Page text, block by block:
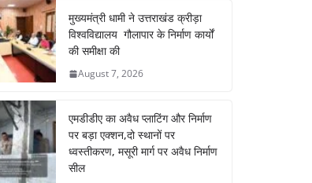
मुख्यमंत्री धामी ने उत्तराखंड क्रीड़ा
विश्वविद्यालय गौलापार के निर्माण कार्यों
की समीक्षा की
August 7, 2026
एमडीडीए का अवैध प्लाटिंग और निर्माण
पर बड़ा एक्शन,दो स्थानों पर
ध्वस्तीकरण, मसूरी मार्ग पर अवैध निर्माण
सील